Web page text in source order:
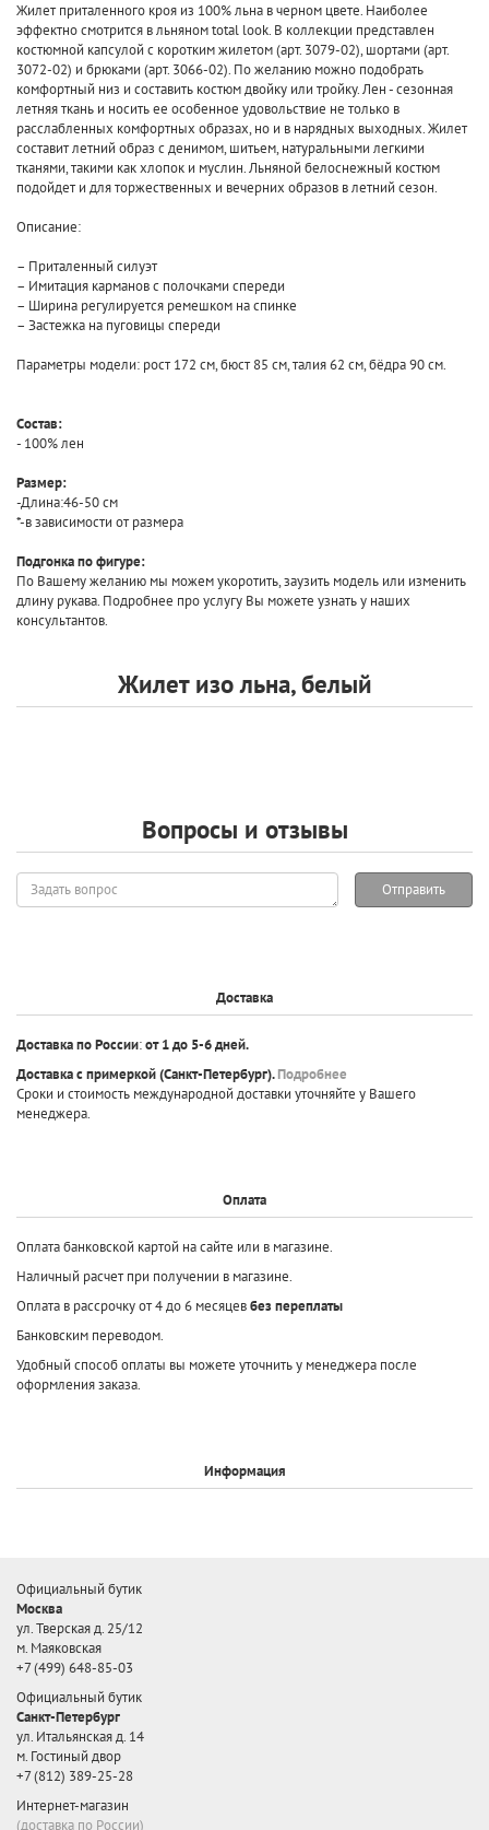
Жилет приталенного кроя из 100% льна в черном цвете. Наиболее
эффектно смотрится в льняном total look. В коллекции представлен
костюмной капсулой с коротким жилетом (арт. 3079-02), шортами (арт.
3072-02) и брюками (арт. 3066-02). По желанию можно подобрать
комфортный низ и составить костюм двойку или тройку. Лен - сезонная
летняя ткань и носить ее особенное удовольствие не только в
расслабленных комфортных образах, но и в нарядных выходных. Жилет
составит летний образ с денимом, шитьем, натуральными легкими
тканями, такими как хлопок и муслин. Льняной белоснежный костюм
подойдет и для торжественных и вечерних образов в летний сезон.
Описание:
– Приталенный силуэт
– Имитация карманов с полочками спереди
– Ширина регулируется ремешком на спинке
– Застежка на пуговицы спереди
Параметры модели: рост 172 см, бюст 85 см, талия 62 см, бёдра 90 см.
Состав:
- 100% лен
Размер:
-Длина:46-50 см
*-в зависимости от размера
Подгонка по фигуре:
По Вашему желанию мы можем укоротить, заузить модель или изменить
длину рукава. Подробнее про услугу Вы можете узнать у наших
консультантов.
Жилет изо льна, белый
Вопросы и отзывы
Задать
вопрос
Отправить
Доставка
Доставка по России:от 1 до 5-6 дней.
Доставка с примеркой(Санкт-Петербург).Подробнее
Сроки и стоимость международной доставки уточняйте у Вашего
менеджера.
Оплата
Оплата банковской картой на сайте или в магазине.
Наличный расчет при получении в магазине.
Оплата в рассрочку от 4 до 6 месяцевбез переплаты
Банковским переводом.
Удобный способ оплаты вы можете уточнить у менеджера после
оформления заказа.
Информация
Официальный бутик
Москва
ул. Тверская д. 25/12
м. Маяковская
+7 (499) 648-85-03
Официальный бутик
Санкт-Петербург
ул. Итальянская д. 14
м. Гостиный двор
+7 (812) 389-25-28
Интернет-магазин
(доставка по России)